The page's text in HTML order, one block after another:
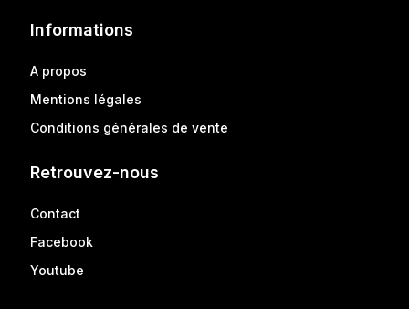
Informations
A propos
Mentions légales
Conditions générales de vente
Retrouvez-nous
Contact
Facebook
Youtube